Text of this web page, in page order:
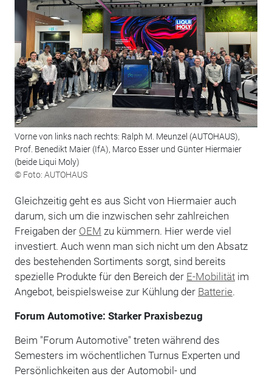
Vorne von links nach rechts: Ralph M. Meunzel (AUTOHAUS),
Prof. Benedikt Maier (IfA), Marco Esser und Günter Hiermaier
(beide Liqui Moly)
© Foto: AUTOHAUS
Gleichzeitig geht es aus Sicht von Hiermaier auch
darum, sich um die inzwischen sehr zahlreichen
Freigaben der OEM zu kümmern. Hier werde viel
investiert. Auch wenn man sich nicht um den Absatz
des bestehenden Sortiments sorgt, sind bereits
spezielle Produkte für den Bereich der E-Mobilitätim
Angebot, beispielsweise zur Kühlung der Batterie.
Forum Automotive: Starker Praxisbezug
Beim "Forum Automotive" treten während des
Semesters im wöchentlichen Turnus Experten und
Persönlichkeiten aus der Automobil- und